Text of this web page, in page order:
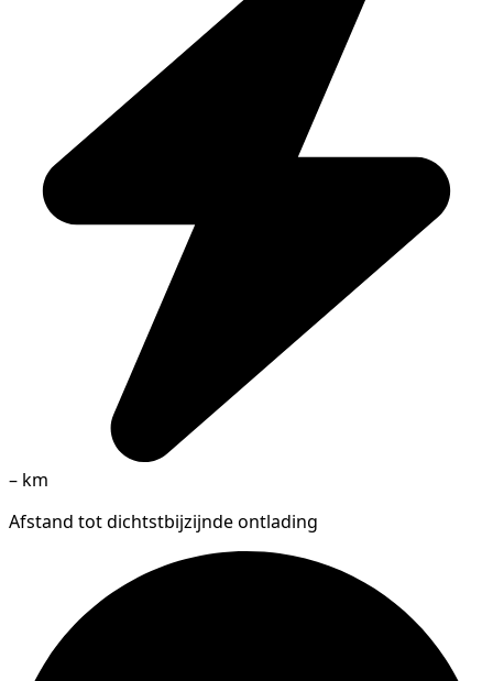
– km
Afstand tot dichtstbijzijnde ontlading